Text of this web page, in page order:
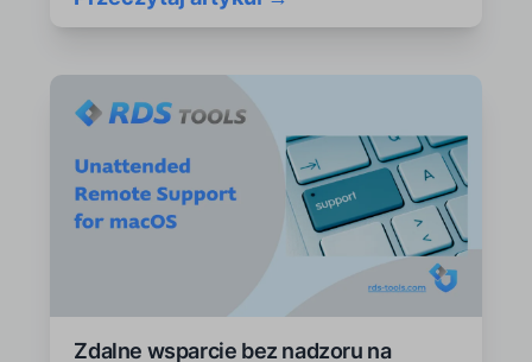
Zdalne wsparcie bez nadzoru na